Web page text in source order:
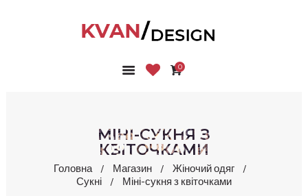
0
МІНІ-СУКНЯ З
КВІТОЧКАМИ
Головна Магазин
Жіночий одяг
Сукні
Міні-сукня з квіточками
ГОЛОВНА
ПРО НАС
КОНТАКТИ